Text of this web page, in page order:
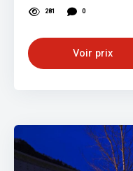
281 0
Voir prix